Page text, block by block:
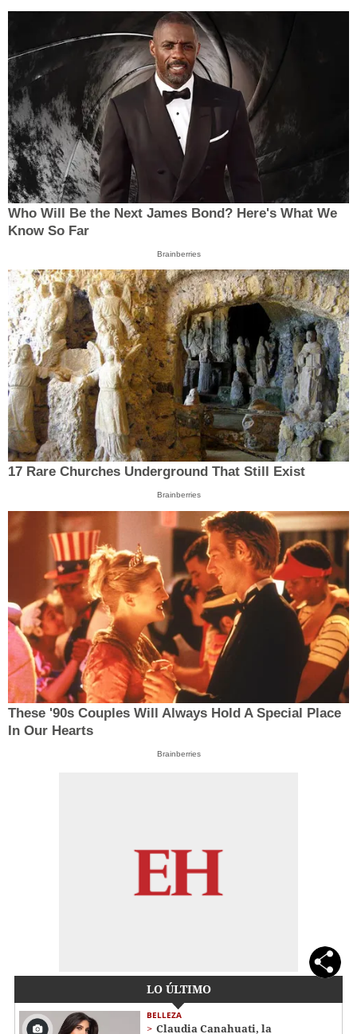
Who Will Be the Next James Bond? Here's What We
Know So Far
Brainberries
17 Rare Churches Underground That Still Exist
Brainberries
These '90s Couples Will Always Hold A Special Place
In Our Hearts
Brainberries
LO ÚLTIMO
BELLEZA
Claudia Canahuati, la